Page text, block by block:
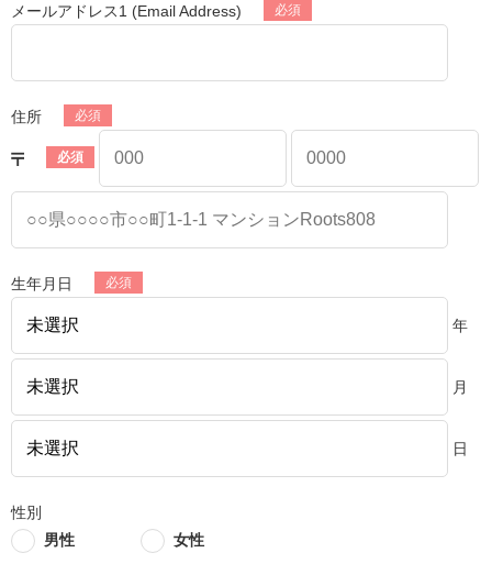
メールアドレス1 (Email Address)
住所
生年月日
年
月
日
性別
男性
女性